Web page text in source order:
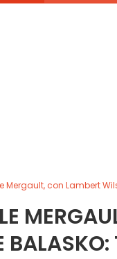
Mergault, con Lambert